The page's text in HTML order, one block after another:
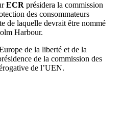
ECR présidera la commission
des consommateurs
de laquelle devrait être nommé
Harbour.
de la liberté et de la
de la commission des
de l’UEN.